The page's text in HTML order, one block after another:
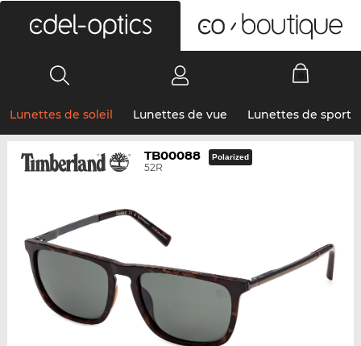
Lunettes de soleil Lunettes de vue Lunettes de sport
TB00088
52R
Polarized